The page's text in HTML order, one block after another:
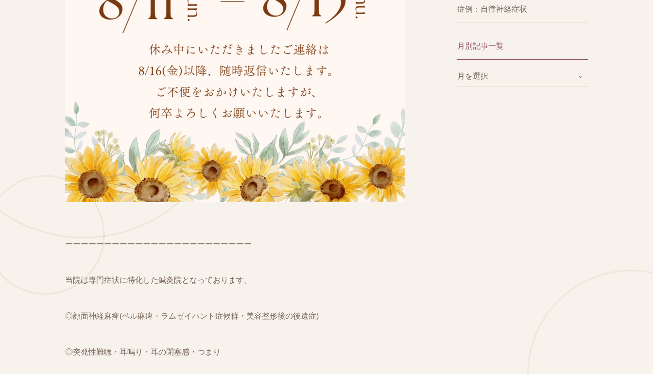
ーーーーーーーーーーーーーーーーーーーーーーーー
当院は専門症状に特化した鍼灸院となっております。
◎顔面神経麻痺(ベル麻痺・ラムゼイハント症候群・美容整形後の後遺症)
◎突発性難聴・耳鳴り・耳の閉塞感・つまり
症例：自律神経症状
月別記事一覧